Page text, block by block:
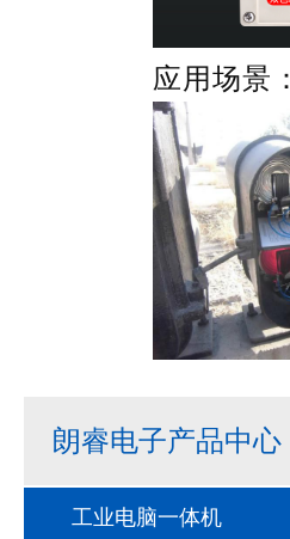
朗睿电子产品中心
工业电脑一体机
应用场景：